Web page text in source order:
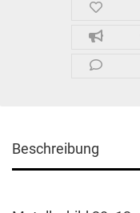
Beschreibung